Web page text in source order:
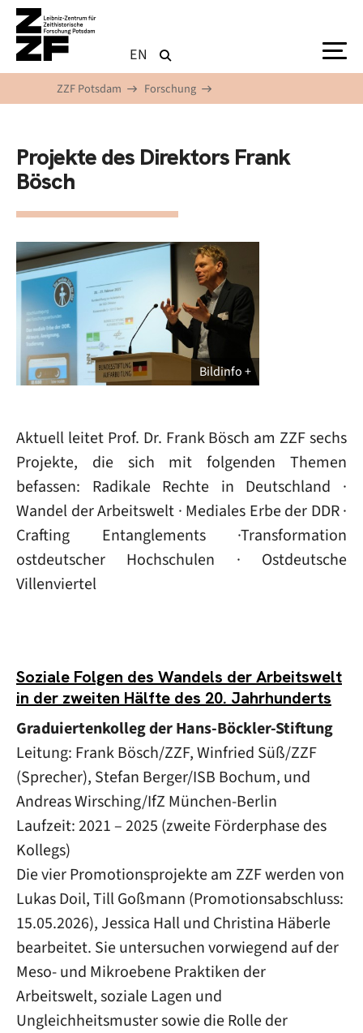
Direkt zum Inhalt
EN
ZZF Potsdam Forschung
Projekte des Direktors Frank
Bösch
Bildinfo
Aktuell leitet Prof. Dr. Frank Bösch am ZZF sechs
Projekte, die sich mit folgenden Themen
befassen: Radikale Rechte in Deutschland ·
Wandel der Arbeitswelt · Mediales Erbe der DDR ·
Crafting Entanglements ·Transformation
ostdeutscher Hochschulen · Ostdeutsche
Villenviertel
Soziale Folgen des Wandels der Arbeitswelt
in der zweiten Hälfte des 20. Jahrhunderts
Graduiertenkolleg der Hans-Böckler-Stiftung
Leitung: Frank Bösch/ZZF, Winfried Süß/ZZF
(Sprecher), Stefan Berger/ISB Bochum, und
Andreas Wirsching/IfZ München-Berlin
Laufzeit: 2021 – 2025 (zweite Förderphase des
Kollegs)
Die vier Promotionsprojekte am ZZF werden von
Lukas Doil, Till Goßmann (Promotionsabschluss:
15.05.2026), Jessica Hall und Christina Häberle
bearbeitet. Sie untersuchen vorwiegend auf der
Meso- und Mikroebene Praktiken der
Arbeitswelt, soziale Lagen und
Ungleichheitsmuster sowie die Rolle der